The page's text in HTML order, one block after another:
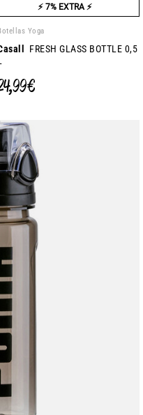
⚡ 7% EXTRA ⚡
Yoga
FRESH GLASS BOTTLE 0,5
€